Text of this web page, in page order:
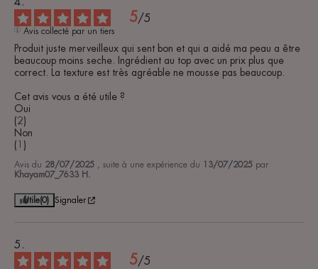
5/5
Avis collecté par un tiers
Produit juste merveilleux qui sent bon et qui a aidé ma peau a être
beaucoup moins seche. Ingrédient au top avec un prix plus que
correct. La texture est très agréable ne mousse pas beaucoup.
Cet avis vous a été utile ?
Oui
(2)
Non
(1)
Avis du 28/07/2025 , suite à une expérience du 13/07/2025 par
Khayam07_7633 H.
Utile(0) Signaler
5/5